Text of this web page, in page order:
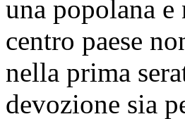
una popolana
centro paese
nella prima
devozione sia